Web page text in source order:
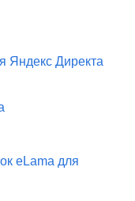
Яндекс Директа
eLama для